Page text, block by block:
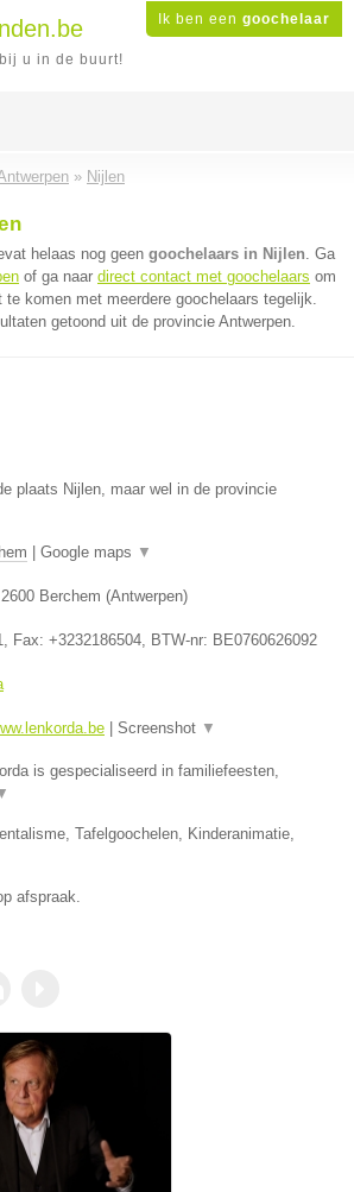
Ik ben een goochelaar
u in de buurt!
» Nijlen
helaas nog geen goochelaars in Nijlen. Ga
of ga naar direct contact met goochelaars om
komen met meerdere goochelaars tegelijk.
getoond uit de provincie Antwerpen.
plaats Nijlen, maar wel in de provincie
Google maps ▼
2600 Berchem (Antwerpen)
, Fax: +3232186504, BTW-nr: BE0760626092
Screenshot ▼
is gespecialiseerd in familiefeesten,
Tafelgoochelen, Kinderanimatie,
afspraak.